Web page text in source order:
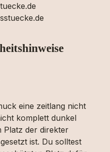
eine zeitlang nicht
komplett dunkel
Platz der direkter
ist. Du solltest